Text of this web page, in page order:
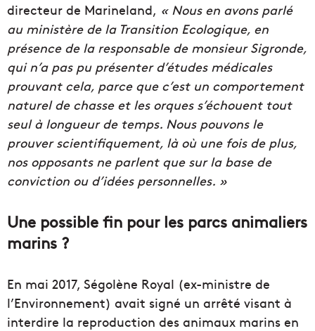
directeur de Marineland, « Nous en avons parlé
au ministère de la Transition Ecologique, en
présence de la responsable de monsieur Sigronde,
qui n’a pas pu présenter d’études médicales
prouvant cela, parce que c’est un comportement
naturel de chasse et les orques s’échouent tout
seul à longueur de temps. Nous pouvons le
prouver scientifiquement, là où une fois de plus,
nos opposants ne parlent que sur la base de
conviction ou d’idées personnelles. »
Une possible fin pour les parcs animaliers
marins ?
En mai 2017, Ségolène Royal (ex-ministre de
l’Environnement) avait signé un arrêté visant à
interdire la reproduction des animaux marins en